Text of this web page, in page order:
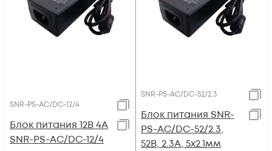
SNR-PS-AC/DC-12/4
Блок питания 12В 4А
SNR-PS-AC/DC-12/4
SNR-PS-AC/DC-52/2.3
Блок питания SNR-
PS-AC/DC-52/2.3,
52В, 2.3А, 5x2.1мм